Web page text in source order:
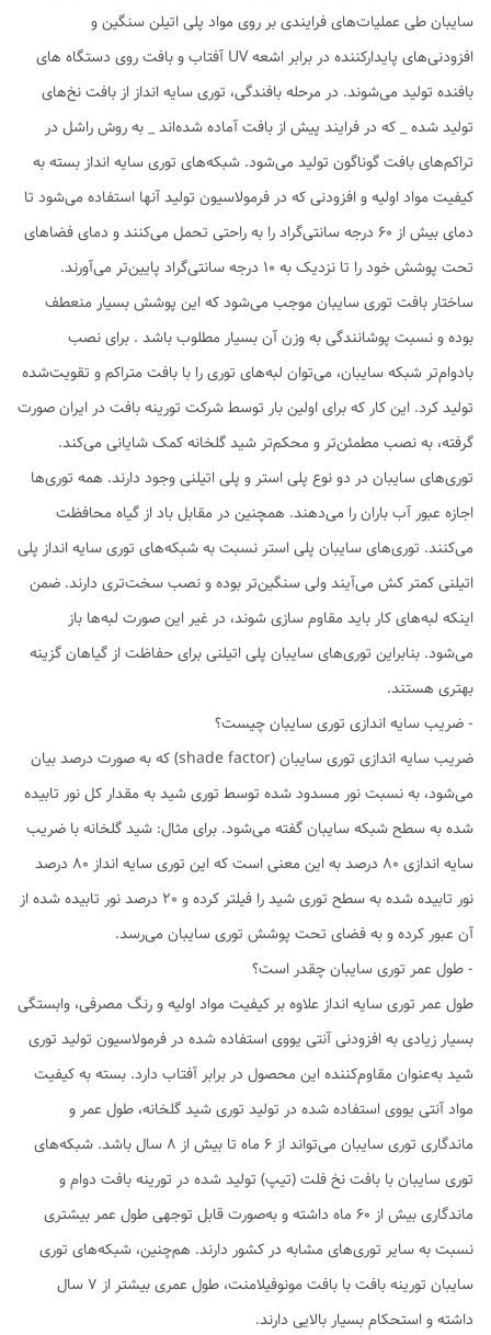
سایبان طی عملیات‌های فرایندی بر روی مواد پلی اتیلن سنگین و
افزودنی‌های پایدارکننده در برابر اشعه UV آفتاب و بافت روی دستگاه های
بافنده تولید می‌شوند. در مرحله بافندگی، توری سایه انداز از بافت نخ‌های
تولید شده _ که در فرایند پیش از بافت آماده شده‌اند _ به روش راشل در
تراکم‌های بافت گوناگون تولید می‌شود. شبکه‌های توری‌ سایه انداز بسته به
کیفیت مواد اولیه و افزودنی که در فرمولاسیون تولید آنها استفاده می‌شود تا
دمای بیش از 60 درجه سانتی‌گراد را به راحتی تحمل می‌کنند و دمای فضاهای
تحت پوشش خود را تا نزدیک به 10 درجه سانتی‌گراد پایین‌تر می‌آورند.
ساختار بافت توری سایبان موجب می‌شود که این پوشش بسیار منعطف
بوده و نسبت پوشانندگی به وزن آن بسیار مطلوب باشد . برای نصب
بادوام‌تر شبکه سایبان، می‌توان لبه‌های توری را با بافت متراکم و تقویت‌شده
تولید کرد. این کار که برای اولین بار توسط شرکت تورینه بافت در ایران صورت
گرفته، به نصب مطمئن‌تر و محکم‌تر شید گلخانه کمک شایانی می‌کند.
توری‌های سایبان در دو نوع پلی استر و پلی اتیلنی وجود دارند. همه توری‌ها
اجازه عبور آب باران را می‌دهند. همچنین در مقابل باد از گیاه محافظت
می‌کنند. توری‌های سایبان پلی استر نسبت به شبکه‌های توری سایه انداز پلی
اتیلنی کمتر کش می‌آیند ولی سنگین‌تر بوده و نصب سخت‌تری دارند. ضمن
اینکه لبه‌های کار باید مقاوم سازی شوند، در غیر این صورت لبه‌ها باز
می‌شود. بنابراین توری‌های سایبان پلی اتیلنی برای حفاظت از گیاهان گزینه
بهتری هستند.
- ضریب سایه اندازی توری سایبان چیست؟
ضریب سایه اندازی توری سایبان (shade factor) که به صورت درصد بیان
می‌شود، به نسبت نور مسدود شده توسط توری شید به مقدار کل نور تابیده
شده به سطح شبکه سایبان گفته می‌شود. برای مثال: شید گلخانه با ضریب
سایه اندازی 80 درصد به این معنی است که این توری سایه انداز 80 درصد
نور تابیده شده به سطح توری شید را فیلتر کرده و 20 درصد نور تابیده شده از
آن عبور کرده و به فضای تحت پوشش توری سایبان می‌رسد.
- طول عمر توری سایبان چقدر است؟
طول عمر توری سایه انداز علاوه بر کیفیت مواد اولیه و رنگ مصرفی، وابستگی
بسیار زیادی به افزودنی آنتی یووی استفاده شده در فرمولاسیون تولید توری
شید به‌عنوان مقاوم‌کننده این محصول در برابر آفتاب دارد. بسته به کیفیت
مواد آنتی یووی استفاده شده در تولید توری شید گلخانه، طول عمر و
ماندگاری توری سایبان می‌تواند از 6 ماه تا بیش از 8 سال باشد. شبکه‌های
توری سایبان با بافت نخ فلت (تیپ) تولید شده در تورینه بافت دوام و
ماندگاری بیش از 60 ماه داشته و به‌صورت قابل توجهی طول عمر بیشتری
نسبت به سایر توری‌های مشابه در کشور دارند. هم‌چنین، شبکه‌های توری
سایبان تورینه بافت با بافت مونوفیلامنت، طول عمری بیشتر از 7 سال
داشته و استحکام بسیار بالایی دارند.